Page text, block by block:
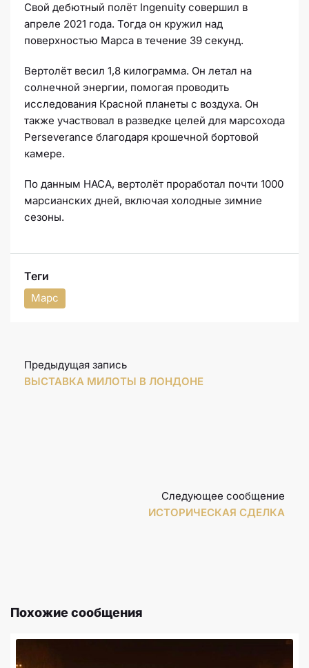
Свой дебютный полёт Ingenuity совершил в
апреле 2021 года. Тогда он кружил над
поверхностью Марса в течение 39 секунд.
Вертолёт весил 1,8 килограмма. Он летал на
солнечной энергии, помогая проводить
исследования Красной планеты с воздуха. Он
также участвовал в разведке целей для марсохода
Perseverance благодаря крошечной бортовой
камере.
По данным НАСА, вертолёт проработал почти 1000
марсианских дней, включая холодные зимние
сезоны.
Теги
Марс
Предыдущая запись
ВЫСТАВКА МИЛОТЫ В ЛОНДОНЕ
Следующее сообщение
ИСТОРИЧЕСКАЯ СДЕЛКА
Похожие сообщения